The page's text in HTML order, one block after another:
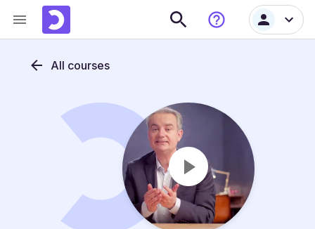
All courses